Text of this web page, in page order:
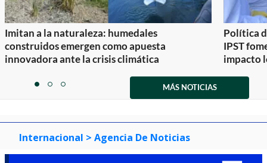
Imitan a la naturaleza: humedales
construidos emergen como apuesta
innovadora ante la crisis climática
Política
IPST
impacto
itemitemitem
MÁS NOTICIAS
Internacional > Agencia De Noticias